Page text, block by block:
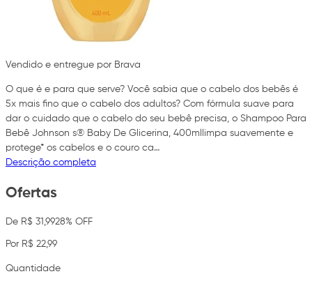
Vendido e entregue por Brava
O que é e para que serve? Você sabia que o cabelo dos bebês é
5x mais fino que o cabelo dos adultos? Com fórmula suave para
dar o cuidado que o cabelo do seu bebê precisa, o Shampoo Para
Bebê Johnson s® Baby De Glicerina, 400mllimpa suavemente e
protege* os cabelos e o couro ca…
Descrição completa
Ofertas
De R$ 31,9928% OFF
Por R$ 22,99
Quantidade